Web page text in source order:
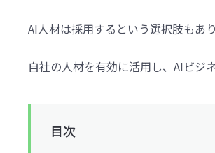
AI人材は採用するという選択肢もあ
自社の人材を有効に活用し、AIビジ
目次